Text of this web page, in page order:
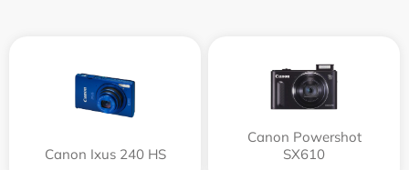
Canon Ixus 240 HS
Canon Powershot
SX610